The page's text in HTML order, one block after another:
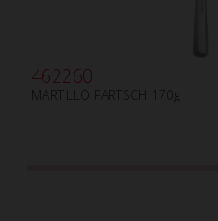
462260
MARTILLO PARTSCH 170g